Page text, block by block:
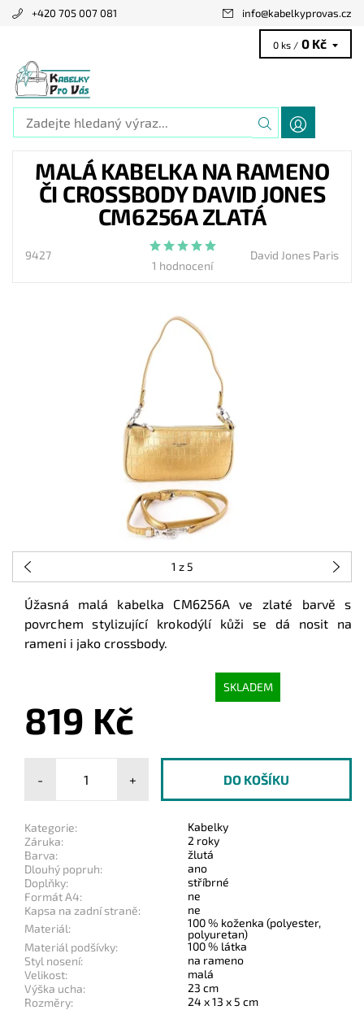
+420 705 007 081 info@kabelkyprovas.cz
0 ks / 0 Kč
MALÁ KABELKA NA RAMENO
ČI CROSSBODY DAVID JONES
CM6256A ZLATÁ
9427
1 hodnocení
David Jones Paris
1 z 5
Úžasná malá kabelka CM6256A ve zlaté barvě s
povrchem stylizující krokodýlí kůži se dá nosit na
rameni i jako crossbody.
SKLADEM
819 Kč
- +
Kategorie:
Kabelky
Záruka:
2 roky
Barva:
žlutá
Dlouhý popruh:
ano
Doplňky:
stříbrné
Formát A4:
ne
Kapsa na zadní straně:
ne
Materiál:
100 % koženka (polyester,
polyuretan)
Materiál podšívky:
100 % látka
Styl nosení:
na rameno
Velikost:
malá
Výška ucha:
23 cm
Rozměry:
24 x 13 x 5 cm